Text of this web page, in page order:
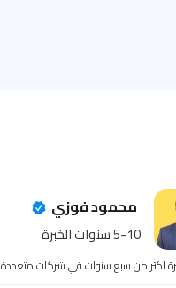
محمود فوزي
5-10 سنوات الخبرة
اكثر من سبع سنوات في شركات متعددة